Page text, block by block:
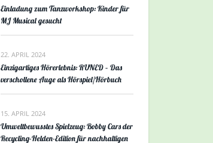
Einladung zum Tanzworkshop: Kinder für
MJ Musical gesucht
22. APRIL 2024
Einzigartiges Hörerlebnis: RUNED – Das
verschollene Auge als Hörspiel/Hörbuch
15. APRIL 2024
Umweltbewusstes Spielzeug: Bobby Cars der
Recycling-Helden-Edition für nachhaltigen